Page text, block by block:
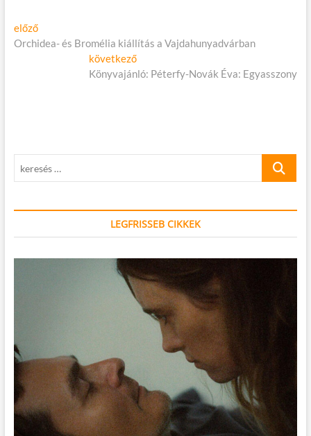
Bejegyzés
navigáció
előzőElőző
cikk:
Orchidea- és Bromélia kiállítás a Vajdahunyadvárban
következőKövetkező
cikk:
Könyvajánló: Péterfy-Novák Éva: Egyasszony
keresés
LEGFRISSEB CIKKEK